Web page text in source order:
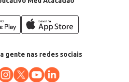
gente nas redes sociais